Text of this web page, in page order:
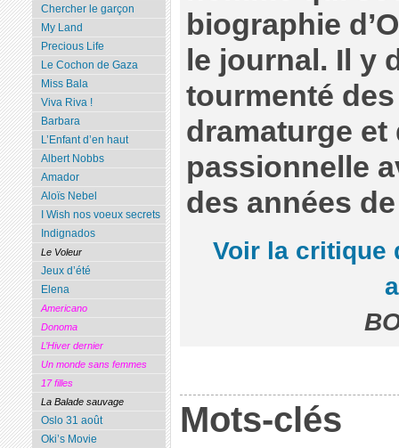
biographie
le journal. Il y
tourmenté
dramaturge et
passionnelle
des années
Voir la critique
Mots-clés
Chercher le garçon
My Land
Precious Life
Le Cochon de Gaza
Miss Bala
Viva Riva !
Barbara
L’Enfant d’en haut
Albert Nobbs
Amador
Aloïs Nebel
I Wish nos voeux secrets
Indignados
Le Voleur
Jeux d’été
Elena
Americano
Donoma
L’Hiver dernier
Un monde sans femmes
17 filles
La Balade sauvage
Oslo 31 août
Oki’s Movie